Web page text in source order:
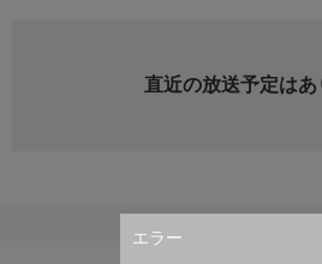
エラー
直近の放送予定は